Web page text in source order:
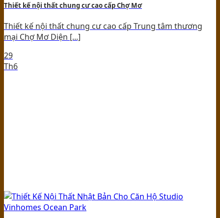
Thiết kế nội thất chung cư cao cấp Chợ Mơ
Thiết kế nội thất chung cư cao cấp Trung tâm thương
mại Chợ Mơ Diện [...]
29
Th6